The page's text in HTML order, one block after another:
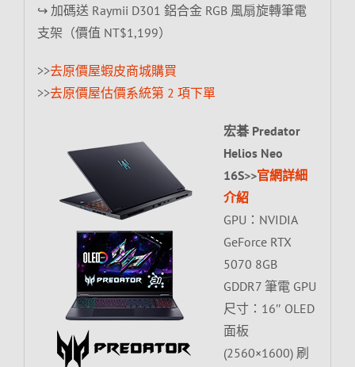
↪ 加碼送 Raymii D301 鋁合金 RGB 風扇旋轉筆電
支架（價值 NT$1,199）
>>去原價屋蝦皮商城購買
>>去原價屋估價系統第 2 項下單
宏碁 Predator
Helios Neo
16S>>官網詳細
介紹
GPU：NVIDIA
GeForce RTX
5070 8GB
GDDR7 筆電 GPU
尺寸：16″ OLED
面板
(2560×1600) 刷